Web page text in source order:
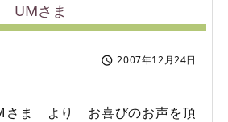
UMさま
 2007年12月24日
さま より お喜びのお声を頂